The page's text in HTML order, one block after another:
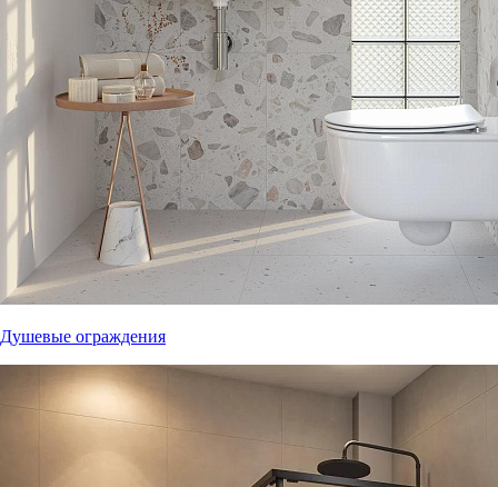
Душевые ограждения